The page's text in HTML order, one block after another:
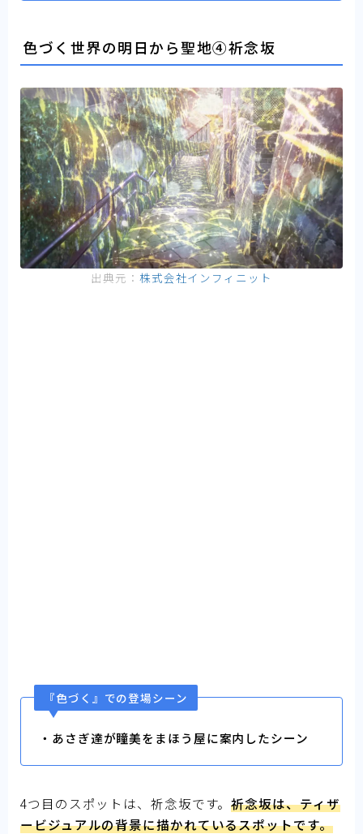
色づく世界の明日から聖地④祈念坂
出典元： 株式会社インフィニット
『色づく』での登場シーン
・あさぎ達が瞳美をまほう屋に案内したシーン
4つ目のスポットは、祈念坂です。祈念坂は、ティザ
ービジュアルの背景に描かれているスポットです。